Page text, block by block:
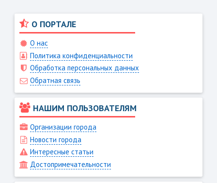
О ПОРТАЛЕ
О нас
Политика конфиденциальности
Обработка персональных данных
Обратная связь
НАШИМ ПОЛЬЗОВАТЕЛЯМ
Организации города
Новости города
Интересные статьи
Достопримечательности